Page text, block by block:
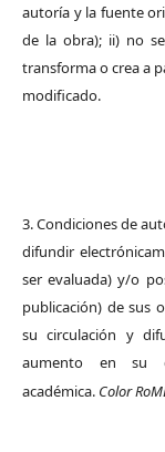
autoría y la fuente
de la obra); ii) no
transforma o crea a
modificado.
3. Condiciones de
difundir
ser evaluada) y/o
publicación) de sus
su circulación y
aumento en su
académica. Color